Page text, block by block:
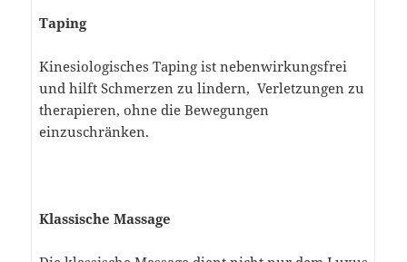
Taping
Kinesiologisches Taping ist nebenwirkungsfrei
und hilft Schmerzen zu lindern, Verletzungen zu
therapieren, ohne die Bewegungen
einzuschränken.
Klassische Massage